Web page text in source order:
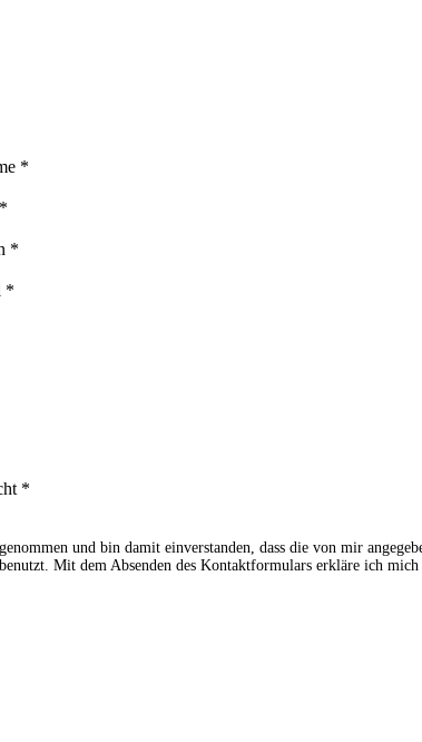
*
*
*
*
und bin damit einverstanden, dass die von mir
Mit dem Absenden des Kontaktformulars erkläre ich